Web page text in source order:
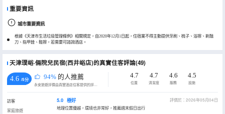
重要資訊
城市重要資訊
根據《天津市生活垃圾管理條例》相關規定，自2020年12月1日起，住宿業不得主動提供牙刷、梳子、浴擦、剃鬚
刀、指甲銼、鞋擦，若需要可諮詢酒店。
天津璞峪·倆院兒民宿(西井峪店)的真實住客評論(49)
4.6 /5分 94% 的人推薦
永安旅遊評價由真實酒店住客提供的評價。
4.7
位置
4.7
清潔度
4.6
服務
4.5
設施
訪客
家庭旅遊
5.0 極好
評價於：2026年05月04日
地理位置優越，環境也非常好，推薦週末假日出行